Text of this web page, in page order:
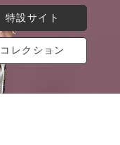
特設サイト
コレクション